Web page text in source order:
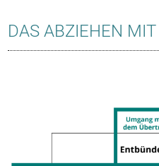
DAS ABZIEHEN